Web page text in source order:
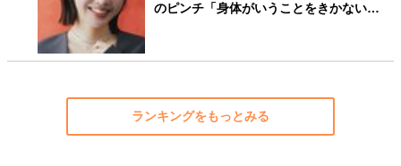
のピンチ「身体がいうことをきかない…
ランキングをもっとみる